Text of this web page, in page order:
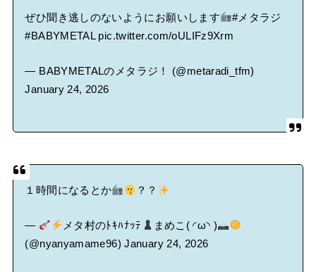
ぜひ聞き逃しのないようにお願いします
#メタラジ
#BABYMETAL pic.twitter.com/oULIFz9Xrm
— BABYMETALのメタラジ！ (@metaradi_tfm)
January 24, 2026
１時間になるとか ？？
— メタ村のﾄｷﾊﾅｯﾃ
まめこ( ◜ω◝ )
(@nyanyamame96)January 24, 2026